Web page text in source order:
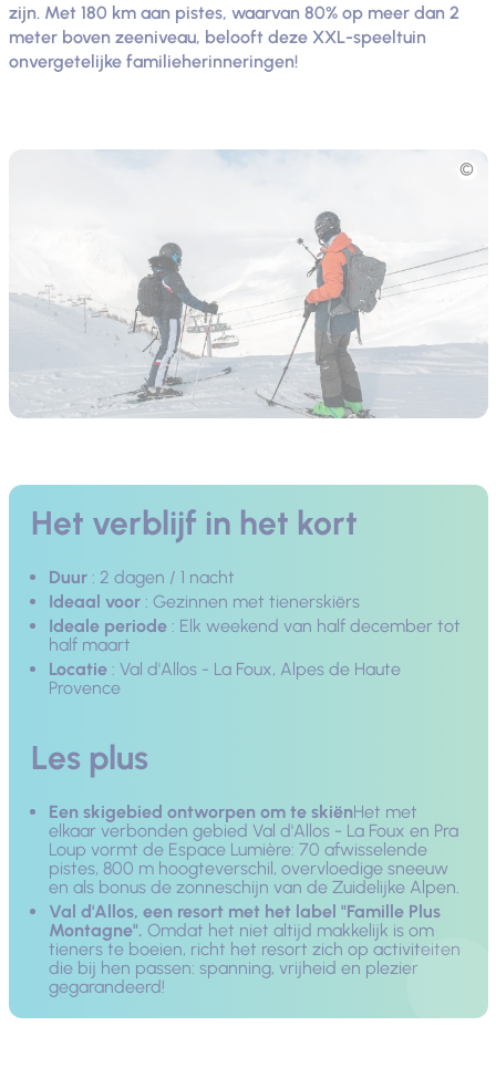
zijn. Met 180 km aan pistes, waarvan 80% op meer dan 2
meter boven zeeniveau, belooft deze XXL-speeltuin
onvergetelijke familieherinneringen!
Het verblijf in het kort
Duur : 2 dagen / 1 nacht
Ideaal voor: Gezinnen met tienerskiërs
Ideale periode : Elk weekend van half december tot
half maart
Locatie: Val d'Allos - La Foux, Alpes de Haute
Provence
Les plus
Een skigebied ontworpen om te skiënHet met
elkaar verbonden gebied Val d'Allos - La Foux en Pra
Loup vormt de Espace Lumière: 70 afwisselende
pistes, 800 m hoogteverschil, overvloedige sneeuw
en als bonus de zonneschijn van de Zuidelijke Alpen.
Val d'Allos, een resort met het label "Famille Plus
Montagne". Omdat het niet altijd makkelijk is om
tieners te boeien, richt het resort zich op activiteiten
die bij hen passen: spanning, vrijheid en plezier
gegarandeerd!